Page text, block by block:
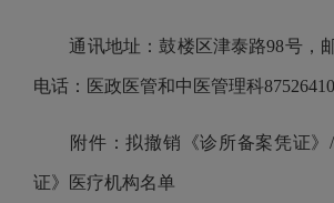
通讯地址：鼓楼区津泰路98号，邮
电话：医政医管和中医管理科87526410
附件：拟撤销《诊所备案凭证》/
证》医疗机构名单